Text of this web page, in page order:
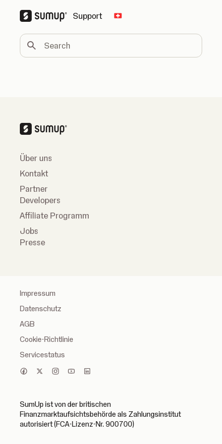
Support Change country
Search
Über uns
Kontakt
Partner
Developers
Affiliate Programm
Jobs
Presse
Impressum
Datenschutz
AGB
Cookie-Richtlinie
Servicestatus
SumUp ist von der britischen
Finanzmarktaufsichtsbehörde als Zahlungsinstitut
autorisiert (FCA-Lizenz-Nr. 900700)